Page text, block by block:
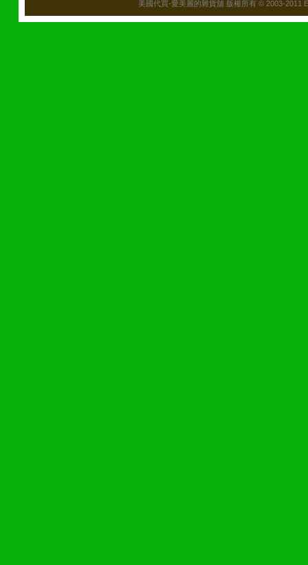
美國代買-愛美麗的雜貨舖 版權所有 © 2003-2011